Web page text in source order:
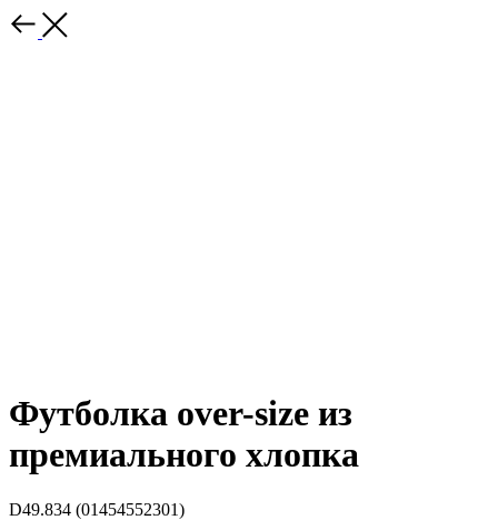
Футболка over-size из
премиального хлопка
D49.834 (01454552301)